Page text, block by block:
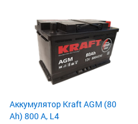
Аккумулятор Kraft AGM (80
Ah) 800 А, L4